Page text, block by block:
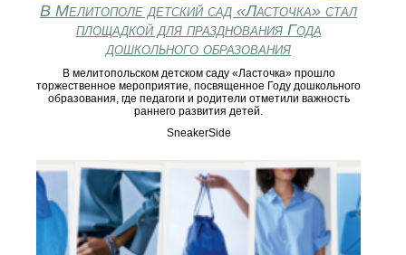
В Мелитополе детский сад «Ласточка» стал
площадкой для празднования Года
дошкольного образования
В мелитопольском детском саду «Ласточка» прошло
торжественное мероприятие, посвященное Году дошкольного
образования, где педагоги и родители отметили важность
раннего развития детей.
SneakerSide